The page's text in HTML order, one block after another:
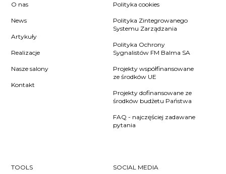
O nas
News
Artykuły
Realizacje
Nasze salony
Kontakt
Polityka cookies
Polityka Zintegrowanego
Systemu Zarządzania
Polityka Ochrony
Sygnalistów FM Balma SA
Projekty współfinansowane
ze środków UE
Projekty dofinansowane ze
środków budżetu Państwa
FAQ - najczęściej zadawane
pytania
TOOLS SOCIAL MEDIA